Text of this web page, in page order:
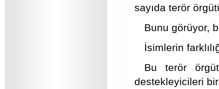
sayıda terör
Bunu görüyor,
İsimlerin
Bu terör
destekleyicileri